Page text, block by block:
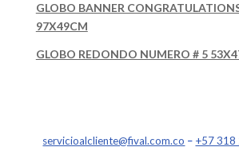
GLOBO BANNER
97X49CM
GLOBO REDONDO NUMERO # 5
servicioalcliente@fival.com.co – +57 318